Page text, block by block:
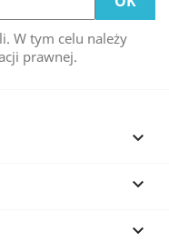
W tym celu należy
prawnej.


